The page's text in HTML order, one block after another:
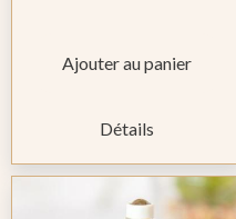
Ajouter au panier
Détails